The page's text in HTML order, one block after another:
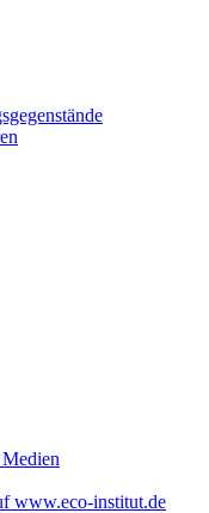
www.eco-institut.de